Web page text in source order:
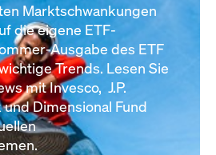
Marktschwankungen
die eigene ETF-
Ausgabe des ETF
Trends. Lesen Sie
mit Invesco, J.P.
Dimensional Fund